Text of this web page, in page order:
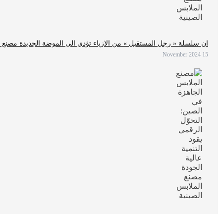
ان سلسلة « رجل المستقبل » من الازياء تؤدي الى الموضة الجديدة مصنع
15 November 2024